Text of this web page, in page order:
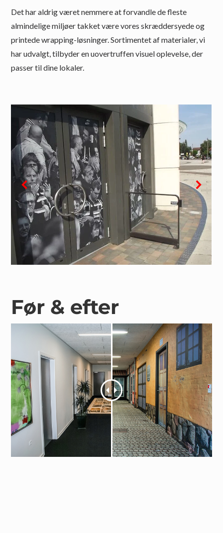
Det har aldrig været nemmere at forvandle de fleste
almindelige miljøer takket være vores skræddersyede og
printedewrapping-løsninger. Sortimentet af materialer, vi
har udvalgt, tilbyder en uovertruffen visuel oplevelse, der
passer til dine lokaler.
Før & efter